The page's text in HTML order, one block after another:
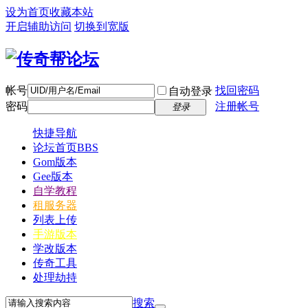
设为首页收藏本站
开启辅助访问 切换到宽版
帐号 自动登录 找回密码
密码
登录 注册帐号
快捷导航
论坛首页BBS
Gom版本
Gee版本
自学教程
租服务器
列表上传
手游版本
学改版本
传奇工具
处理劫持
搜索